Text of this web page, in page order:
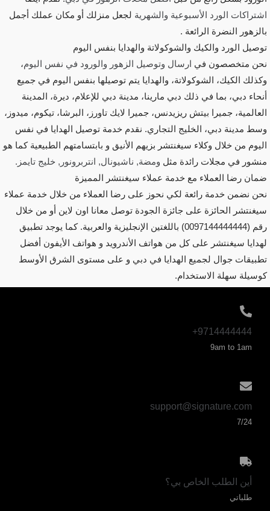
اشتراكات الورد الأسبوعية والشهرية لجعل منزلك أو مكان عملك أجمل
بالزهور النضرة الرائعة .
توصيل الورد والكيك والشوكولاتة والهدايا بنفس اليوم
نحن متخصصون في ارسال وتوصيل الزهور والورود في نفس اليوم،
وكذلك الكيك، الشوكولاتة، والهدايا يتم توصيلها بنفس اليوم في جميع
أنحاء دبي، بما في ذلك دبي مارينا، مدينة دبي للإعلام، ديرة، المدينة
العالمية، جميرا بيتش ريزيدنس، جميرا لايك تاورز، البرشا، تيكوم، ميدوز،
وسط مدينة دبي، الخليج التجاري. نقدم خدمة توصيل الهدايا في نفس
اليوم من خلال وكلاء سيغنتشر بزيهم الأنيق و بابتسامتهم الطبيعية كما هو
منشور في مجلات رائدة مثل ومضة, ناشيونال, انتربرونور, خليج تايمز.
ضمان رضا العملاء مع خدمة عملاء سيغنتشر المميزة
نحن نضمن خدمة رائعة لكي نحوز على رضا العملاء من خلال خدمة عملاء
سيغنتشر الحائزة على جائزة الجودة توصل معانا اون لاين أو من خلال
رقم (0097144444444) باللغتين الإنجليزية والعربية. كما يوجد تطبيق
لهدايا سيغنتشر على كل من هواتف الأندرويد و هواتف الأيفون أفضل
تطبيقات جوال لجميع الهدايا في دبي و على مستوى الشرق الأوسط
كوسيلة سهلة الاستخدام.
9714444444+
9am to 1am
support@signature.com
7/24
أين الطلب الخاص بي؟
طلباتي